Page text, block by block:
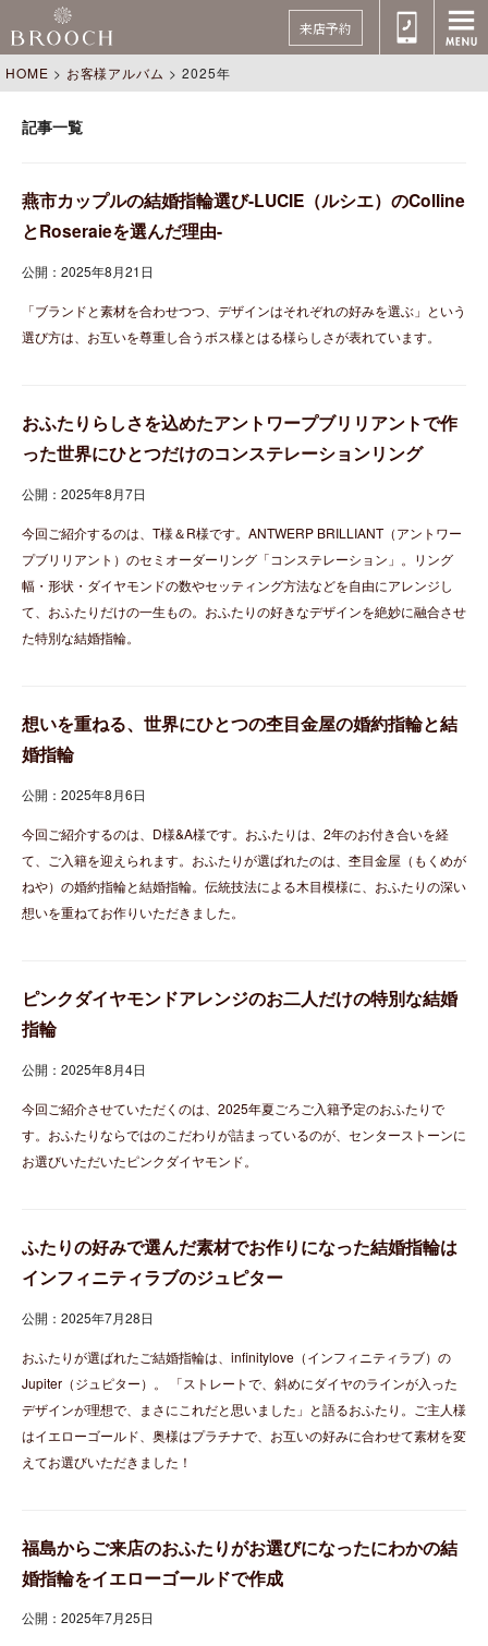
来店予約
HOME > お客様アルバム >2025年
記事一覧
燕市カップルの結婚指輪選び-LUCIE（ルシエ）のColline
とRoseraieを選んだ理由-
公開：2025年8月21日
「ブランドと素材を合わせつつ、デザインはそれぞれの好みを選ぶ」という
選び方は、お互いを尊重し合うボス様とはる様らしさが表れています。
おふたりらしさを込めたアントワープブリリアントで作
った世界にひとつだけのコンステレーションリング
公開：2025年8月7日
今回ご紹介するのは、T様＆R様です。ANTWERP BRILLIANT（アントワー
プブリリアント）のセミオーダーリング「コンステレーション」。リング
幅・形状・ダイヤモンドの数やセッティング方法などを自由にアレンジし
て、おふたりだけの一生もの。おふたりの好きなデザインを絶妙に融合させ
た特別な結婚指輪。
想いを重ねる、世界にひとつの杢目金屋の婚約指輪と結
婚指輪
公開：2025年8月6日
今回ご紹介するのは、D様&A様です。おふたりは、2年のお付き合いを経
て、ご入籍を迎えられます。おふたりが選ばれたのは、杢目金屋（もくめが
ねや）の婚約指輪と結婚指輪。伝統技法による木目模様に、おふたりの深い
想いを重ねてお作りいただきました。
ピンクダイヤモンドアレンジのお二人だけの特別な結婚
指輪
公開：2025年8月4日
今回ご紹介させていただくのは、2025年夏ごろご入籍予定のおふたりで
す。おふたりならではのこだわりが詰まっているのが、センターストーンに
お選びいただいたピンクダイヤモンド。
ふたりの好みで選んだ素材でお作りになった結婚指輪は
インフィニティラブのジュピター
公開：2025年7月28日
おふたりが選ばれたご結婚指輪は、infinitylove（インフィニティラブ）の
Jupiter（ジュピター）。 「ストレートで、斜めにダイヤのラインが入った
デザインが理想で、まさにこれだと思いました」と語るおふたり。ご主人様
はイエローゴールド、奥様はプラチナで、お互いの好みに合わせて素材を変
えてお選びいただきました！
福島からご来店のおふたりがお選びになったにわかの結
婚指輪をイエローゴールドで作成
公開：2025年7月25日